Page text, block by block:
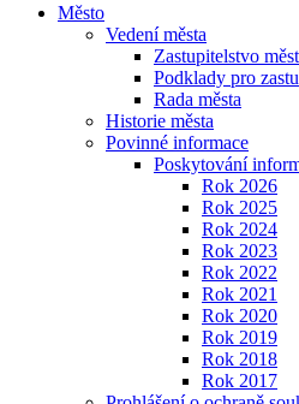
Město
Vedení města
Zastupitelstvo
Podklady pro
Rada města
Historie města
Povinné informace
Poskytování
Rok 2026
Rok 2025
Rok 2024
Rok 2023
Rok 2022
Rok 2021
Rok 2020
Rok 2019
Rok 2018
Rok 2017